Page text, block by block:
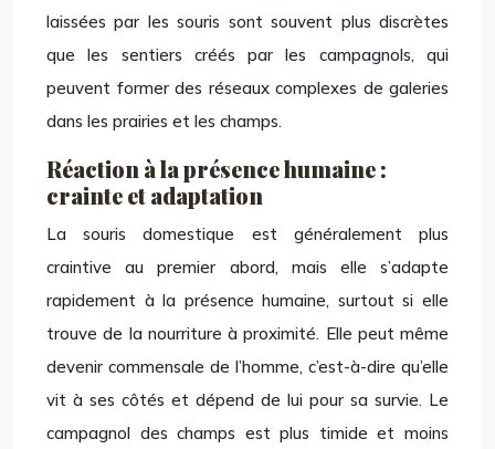
laissées par les souris sont souvent plus discrètes
que les sentiers créés par les campagnols, qui
peuvent former des réseaux complexes de galeries
dans les prairies et les champs.
Réaction à la présence humaine :
crainte et adaptation
La souris domestique est généralement plus
craintive au premier abord, mais elle s’adapte
rapidement à la présence humaine, surtout si elle
trouve de la nourriture à proximité. Elle peut même
devenir commensale de l’homme, c’est-à-dire qu’elle
vit à ses côtés et dépend de lui pour sa survie. Le
campagnol des champs est plus timide et moins